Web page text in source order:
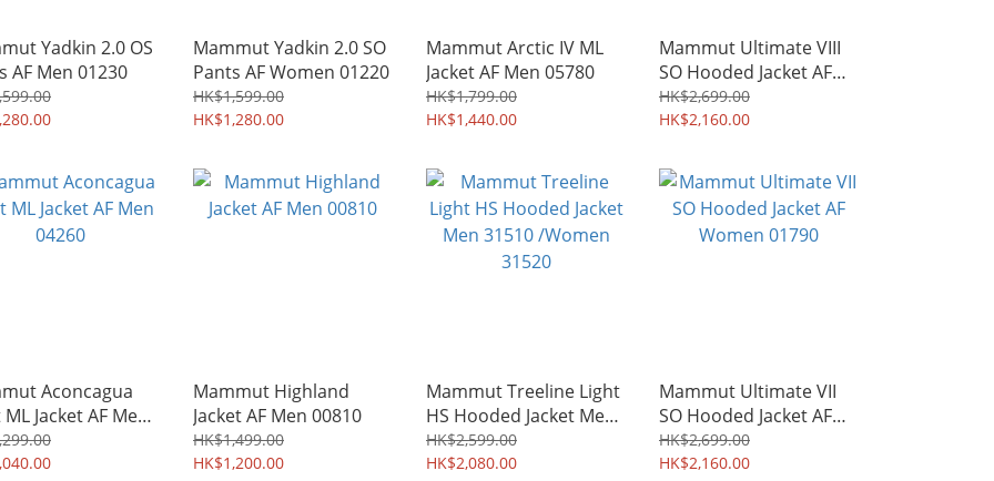
Yadkin 2.0 OS
AF Men 01230
Mammut Yadkin 2.0 SO
Pants AF Women 01220
HK$1,599.00
HK$1,280.00
Mammut Arctic IV ML
Jacket AF Men 05780
HK$1,799.00
HK$1,440.00
Mammut Ultimate VIII
SO Hooded Jacket AF
Men 02650
HK$2,699.00
HK$2,160.00
Aconcagua
Jacket AF Men
Mammut Highland
Jacket AF Men 00810
HK$1,499.00
HK$1,200.00
Mammut Treeline Light
HS Hooded Jacket Men
31510 /Women 31520
HK$2,599.00
HK$2,080.00
Mammut Ultimate VII
SO Hooded Jacket AF
Women 01790
HK$2,699.00
HK$2,160.00